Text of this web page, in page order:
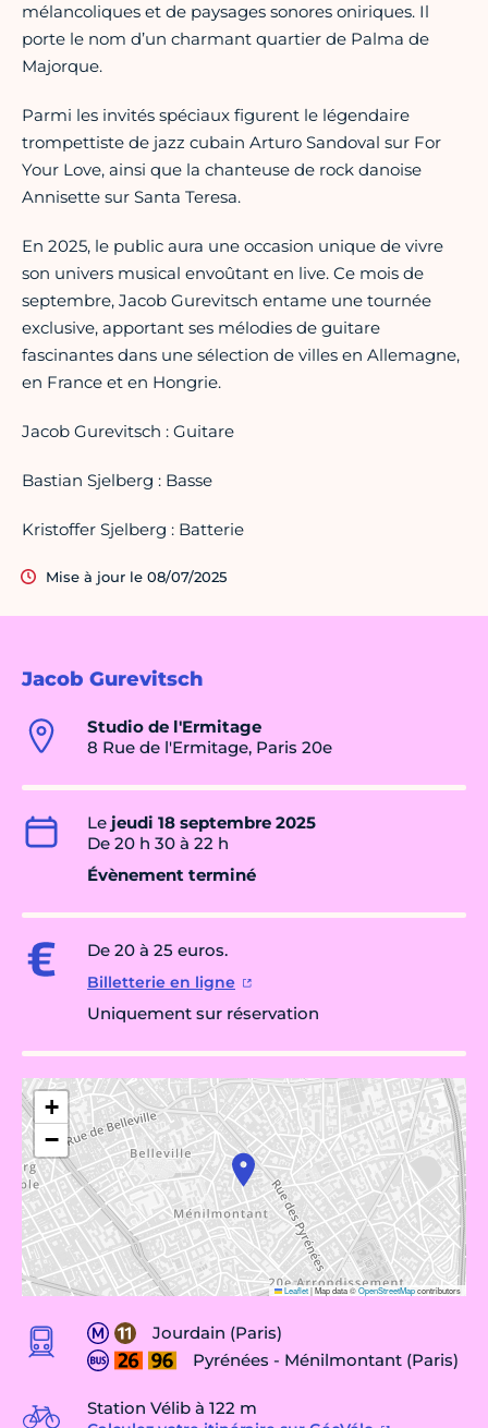
Jacob Gurevitsch
Studio de l'Ermitage
8 Rue de l'Ermitage, Paris 20e
Le jeudi 18 septembre 2025
De 20 h 30 à 22 h
Évènement terminé
De 20 à 25 euros.
Billetterie en ligne
Uniquement sur réservation
+
−
Leaflet|Map data ©OpenStreetMapcontributors
Jourdain (Paris)
Pyrénées - Ménilmontant (Paris)
Station Vélib à 122 m
mélancoliques et de paysages sonores oniriques. Il
porte le nom d’un charmant quartier de Palma de
Majorque.
Parmi les invités spéciaux figurent le légendaire
trompettiste de jazz cubain Arturo Sandoval sur For
Your Love, ainsi que la chanteuse de rock danoise
Annisette sur Santa Teresa.
En 2025, le public aura une occasion unique de vivre
son univers musical envoûtant en live. Ce mois de
septembre, Jacob Gurevitsch entame une tournée
exclusive, apportant ses mélodies de guitare
fascinantes dans une sélection de villes en Allemagne,
en France et en Hongrie.
Jacob Gurevitsch : Guitare
Bastian Sjelberg : Basse
Kristoffer Sjelberg : Batterie
Mise à jour le 08/07/2025